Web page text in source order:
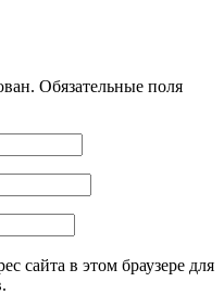
Обязательные поля
сайта в этом браузере для